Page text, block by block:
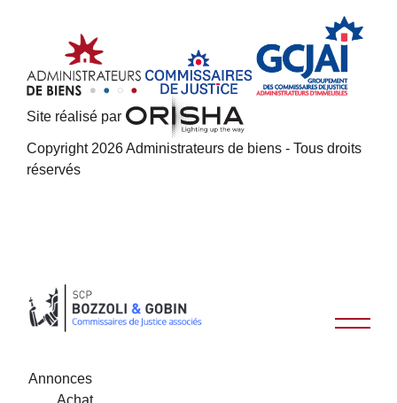
Site réalisé par
Copyright 2026 Administrateurs de biens - Tous droits
réservés
Annonces
Achat